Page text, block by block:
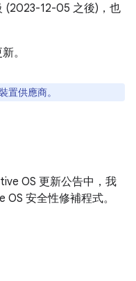
(2023-12-05 之後)，也
。
置供應商。
OS 更新公告中，我
安全性修補程式。